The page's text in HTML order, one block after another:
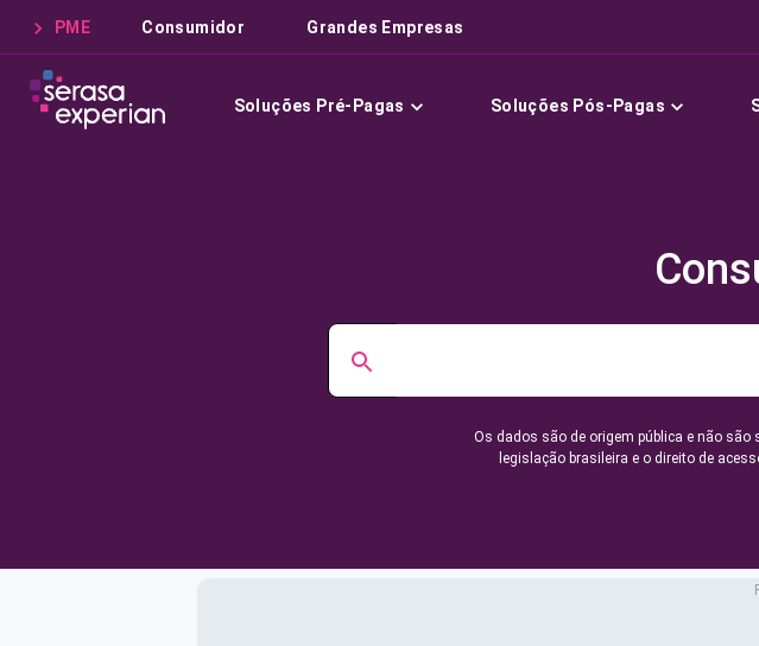
PME Consumidor Grandes Empresas
Soluções Pré-Pagas Soluções Pós-Pagas
Os dados são de origem pública e não
legislação brasileira e o direito de